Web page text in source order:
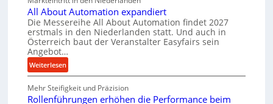
u
p
r
o
s
s
h
a
f
t
i
g
e
r
s
o
u
n
g
c
h
i
n
e
n
a
All About Automation expandiert
Die Messereihe All About Automation findet 2027
erstmals in den Niederlanden statt. Und auch in
Österreich baut der Veranstalter Easyfairs sein
Angebot…
Weiterlesen:
A
l
l
Mehr Steifigkeit und Präzision
Rollenführungen erhöhen die Performance beim